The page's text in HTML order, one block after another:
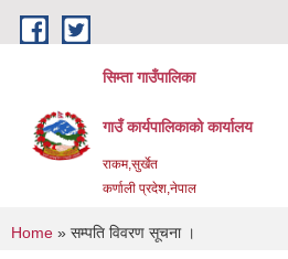
Skip to main content
सिम्ता गाउँपालिका
गाउँ कार्यपालिकाको कार्यालय
राकम,सुर्खेत
कर्णाली प्रदेश,नेपाल
You are here
Home » सम्पति विवरण सूचना ।